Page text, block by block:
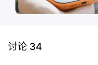
讨论 34